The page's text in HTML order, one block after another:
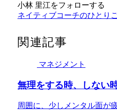
小林 里江をフォローする
ネイティブコーチのひとり
関連記事
マネジメント
無理をする時、しない
周囲に、少しメンタル面が